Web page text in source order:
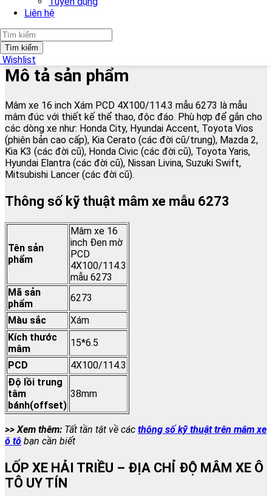
Liên hệ
Tìm kiếm
Wishlist
Mô tả
Mô tả sản phẩm
Mâm xe 16 inch Xám PCD 4X100/114.3 mẫu 6273 là mẫu
mâm đúc với thiết kế thể thao, độc đáo. Phù hợp để gắn cho
các dòng xe như: Honda City, Hyundai Accent, Toyota Vios
(phiên bản cao cấp), Kia Cerato (các đời cũ/trung), Mazda 2,
Kia K3 (các đời cũ), Honda Civic (các đời cũ), Toyota Yaris,
Hyundai Elantra (các đời cũ), Nissan Livina, Suzuki Swift,
Mitsubishi Lancer (các đời cũ).
Thông số kỹ thuật mâm xe mẫu 6273
Tên sản
phẩm
Mâm xe 16
inch Đen mờ
PCD
4X100/114.3
mẫu 6273
Mã sản
phẩm
6273
Màu sắc
Xám
Kích thước
mâm
15*6.5
PCD
4X100/114.3
Độ lồi trung
tâm
bánh(offset)
38mm
>> Xem thêm: Tất tần tật về các thông số kỹ thuật trên mâm xe
ô tô bạn cần biết
LỐP XE HẢI TRIỀU – ĐỊA CHỈ ĐỘ MÂM XE Ô
TÔ UY TÍN